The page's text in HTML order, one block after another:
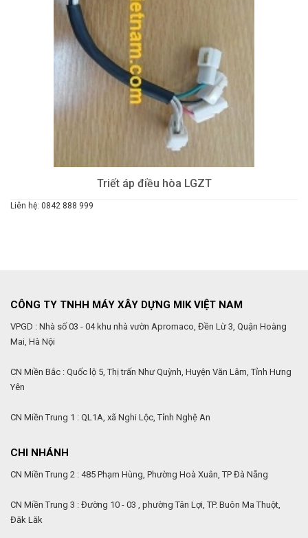
Triết áp điều hòa LGZT
Liên hệ: 0842 888 999
CÔNG TY TNHH MÁY XÂY DỰNG MIK VIỆT NAM
VPGD : Nhà số 03 - 04 khu nhà vườn Apromaco, Đền Lừ 3, Quận Hoàng
Mai, Hà Nội
CN Miền Bắc : Quốc lộ 5, Thị trấn Như Quỳnh, Huyện Văn Lâm, Tỉnh Hưng
Yên
CN Miền Trung 1 : QL1A, xã Nghi Lộc, Tỉnh Nghệ An
CHI NHÁNH
CN Miền Trung 2 : 485 Phạm Hùng, Phường Hoà Xuân, TP Đà Nẵng
CN Miền Trung 3 : Đường 10 - 03 , phường Tân Lợi, TP. Buôn Ma Thuột,
Đăk Lăk